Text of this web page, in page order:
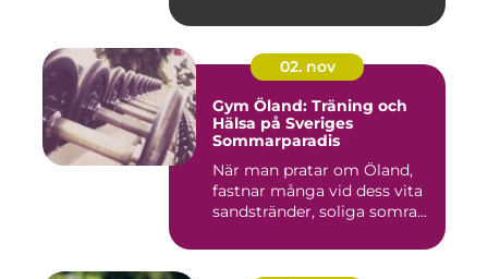
02. nov
Gym Öland: Träning och
Hälsa på Sveriges
Sommarparadis
När man pratar om Öland,
fastnar många vid dess vita
sandstränder, soliga somra...